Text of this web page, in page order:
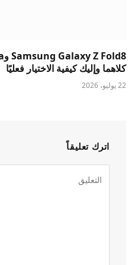
كلاهما وإليك كيفية الاختيار فعليًا
22 يوليو، 2026
اترك تعليقاً